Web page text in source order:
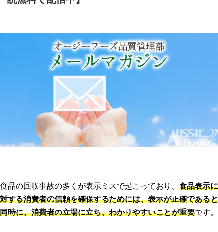
食品の回収事故の多くが表示ミスで起こっており、 食品表示に
対する消費者の信頼を確保するためには、表示が正確であると
同時に、消費者の立場に立ち、わかりやすいことが重要です。